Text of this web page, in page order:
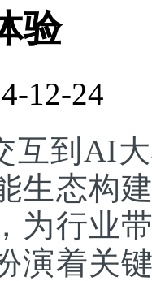
验
12-24
互到AI
生态构
为行业
演着关